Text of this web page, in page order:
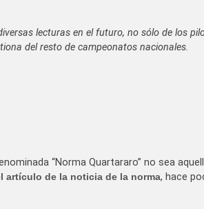
lecturas en el futuro, no sólo de los
del resto de campeonatos nacionales.
“Norma Quartararo” no sea
artículo de la noticia de la norma, hace